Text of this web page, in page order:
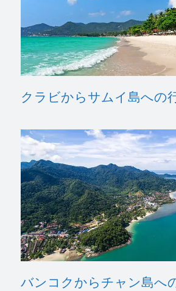
クラビからサムイ島への
バンコクからチャン島へ